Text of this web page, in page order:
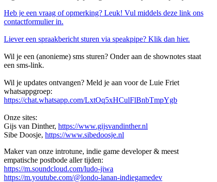
Heb je een vraag of opmerking? Leuk! Vul middels deze link ons
contactformulier in.
Liever een spraakbericht sturen via speakpipe? Klik dan hier.
Wil je een (anonieme) sms sturen? Onder aan de shownotes staat
een sms-link.
Wil je updates ontvangen? Meld je aan voor de Luie Friet
whatsappgroep:
https://chat.whatsapp.com/LxtOq5xHCulFlBnbTmpYgb
Onze sites:
Gijs van Dinther, https://www.gijsvandinther.nl
Sibe Doosje, https://www.sibedoosje.nl
Maker van onze introtune, indie game developer & meest
empatische postbode aller tijden:
https://m.soundcloud.com/ludo-jiwa
https://m.youtube.com/@londo-lanan-indiegamedev